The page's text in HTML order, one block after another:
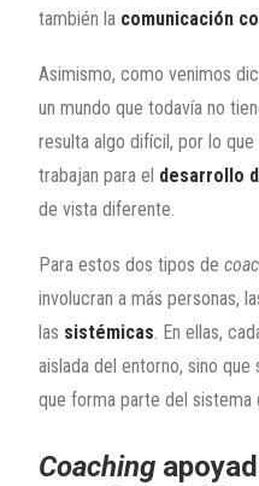
también la comunicación
Asimismo, como venimos
un mundo que todavía no
resulta algo difícil, por lo
trabajan para el desarrollo
de vista diferente.
Para estos dos tipos de
involucran a más personas,
las sistémicas. En ellas,
aislada del entorno, sino
que forma parte del sistema
Coaching